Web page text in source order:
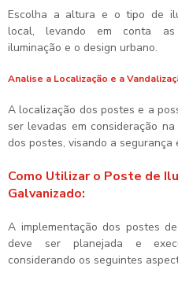
Escolha a altura e o tipo de
local, levando em conta as
iluminação e o design urbano.
Analise a Localização e a
A localização dos postes e a
ser levadas em consideração
dos postes, visando a
Como Utilizar o Poste de
Galvanizado:
A implementação dos postes
deve ser planejada e
considerando os seguintes